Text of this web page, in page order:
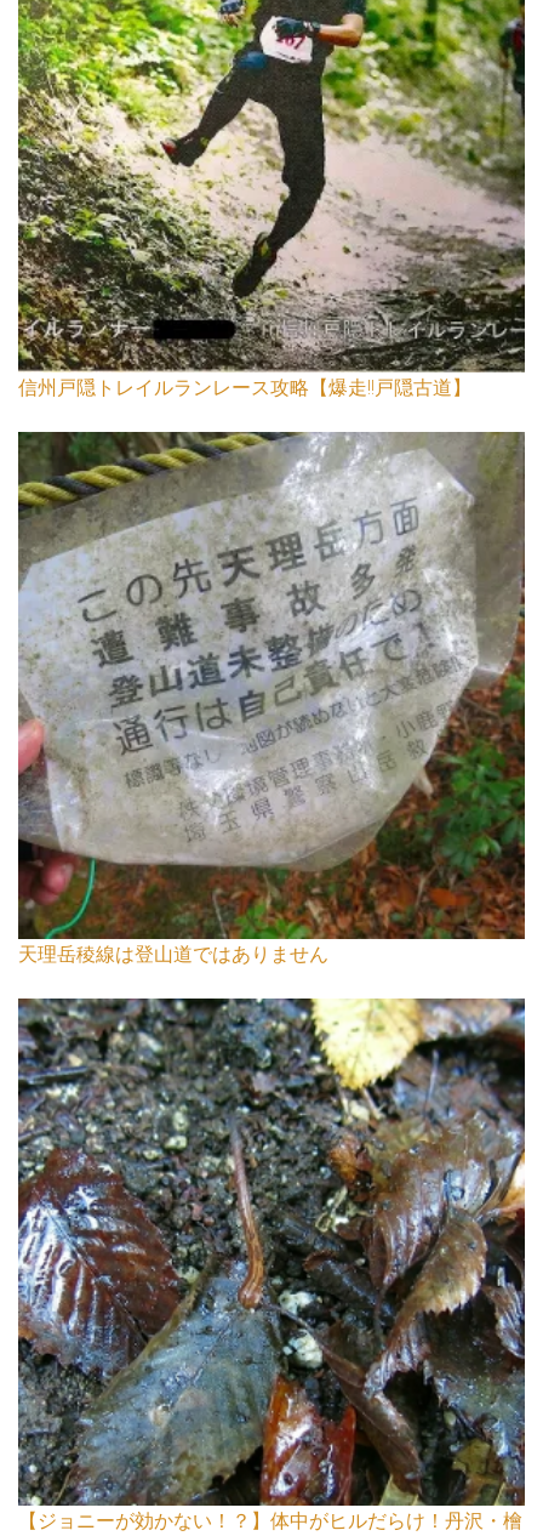
信州戸隠トレイルランレース攻略【爆走!!戸隠古道】
天理岳稜線は登山道ではありません
【ジョニーが効かない！？】体中がヒルだらけ！丹沢・檜